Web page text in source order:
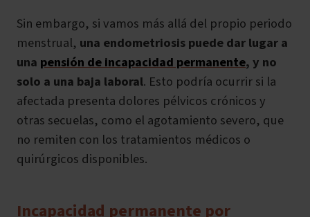
Sin embargo, si vamos más allá del propio periodo
menstrual, una endometriosis puede dar lugar a
una pensión de incapacidad permanente, y no
solo a una baja laboral. Esto podría ocurrir si la
afectada presenta dolores pélvicos crónicos y
otras secuelas, como el agotamiento severo, que
no remiten con los tratamientos médicos o
quirúrgicos disponibles.
Incapacidad permanente por